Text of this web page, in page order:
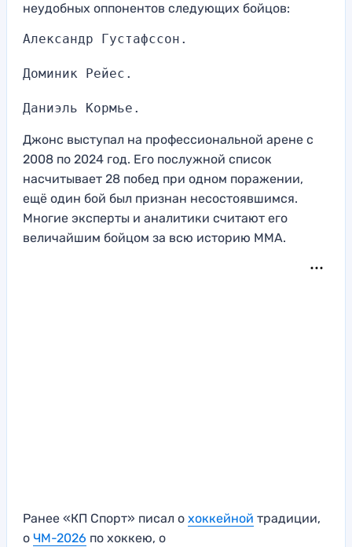
неудобных оппонентов следующих бойцов:
Александр Густафссон.
Доминик Рейес.
Даниэль Кормье.
Джонс выступал на профессиональной арене с
2008 по 2024 год. Его послужной список
насчитывает 28 побед при одном поражении,
ещё один бой был признан несостоявшимся.
Многие эксперты и аналитики считают его
величайшим бойцом за всю историю ММА.
Ранее «КП Спорт» писал о хоккейной традиции,
о ЧМ-2026 по хоккею, о